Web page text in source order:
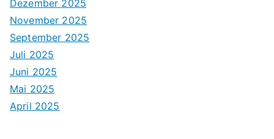
Dezember 2025
November 2025
September 2025
Juli 2025
Juni 2025
Mai 2025
April 2025